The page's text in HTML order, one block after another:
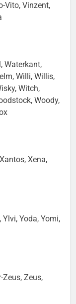
Vito, Vinzent,
Waterkant,
Willi, Willis,
Witch,
Woody,
Xena,
Ylvi, Yoda, Yomi,
Zeus,